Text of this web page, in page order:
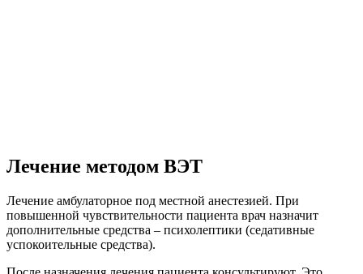
Лечение методом ВЭТ
Лечение амбулаторное под местной анестезией. При
повышенной чувствительности пациента врач назначит
дополнительные средства – психолептики (седативные
успокоительные средства).